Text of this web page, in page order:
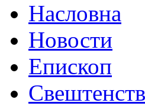
Насловна
Новости
Епископ